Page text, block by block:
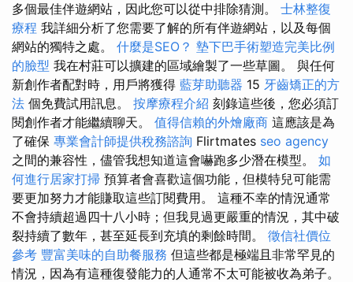
多個最佳伴遊網站，因此您可以從中排除猜測。 士林整復
療程 我詳細分析了您需要了解的所有伴遊網站，以及每個
網站的獨特之處。 什麼是SEO？ 墊下巴手術塑造完美比例
的臉型 我在村莊可以擴建的區域繪製了一些草圖。 與任何
新創作者配對時，用戶將獲得 藍芽助聽器 15 牙齒矯正的方
法 個免費試用訊息。 按摩療程介紹 刻錄這些後，您必須訂
閱創作者才能繼續聊天。 值得信賴的外燴廠商 這應該是為
了確保 專業會計師提供稅務諮詢 Flirtmates seo agency
之間的兼容性，儘管我想知道這會嚇跑多少潛在模型。 如
何進行居家打掃 預算者會喜歡這個功能，但模特兒可能需
要更加努力才能賺取這些訂閱費用。 這種不幸的情況通常
不會持續超過四十八小時；但我見過更嚴重的情況，其中破
裂持續了數年，甚至延長到充填的剩餘時間。 徵信社價位
參考 豐富美味的自助餐服務 但這些都是極端且非常罕見的
情況，因為有這種復發能力的人通常不太可能被收為弟子。